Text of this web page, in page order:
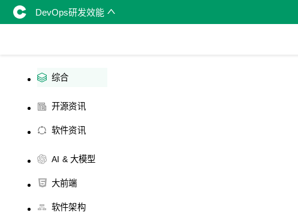
DevOps研发效能
综合
开源资讯
软件资讯
AI & 大模型
大前端
软件架构